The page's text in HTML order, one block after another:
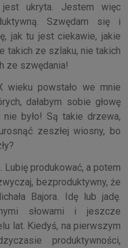
ukryta. Jestem więc
Szwędam się i
jak tu jest ciekawie, jakie
takich ze szlaku, nie takich
ze szwędania!
wieku powstało we mnie
dałabym sobie głowę
było! Są takie drzewa,
zeszłej wiosny, bo
Lubię produkować, a potem
bezproduktywny, że
Bajora. Idę lub jadę.
słowami i jeszcze
lat. Kiedyś, na pierwszym
produktywności,